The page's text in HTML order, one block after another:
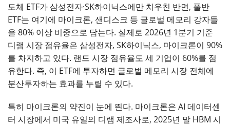
도체 ETF가 삼성전자·SK하이닉스에만 치우친 반면, 풀반
ETF는 여기에 마이크론, 샌디스크 등 글로벌 메모리 강자들
을 80% 이상 비중으로 담는다. 실제로 2026년 1분기 기준
디램 시장 점유율은 삼성전자, SK하이닉스, 마이크론이 90%
를 차지하고 있다. 랜드 시장 점유율도 세 기업이 60%를 점
유한다. 즉, 이 ETF에 투자하면 글로벌 메모리 시장 전체에
분산투자하는 효과를 누릴 수 있다.
특히 마이크론의 약진이 눈에 띈다. 마이크론은 AI 데이터센
터 시장에서 미국 유일의 디램 제조사로, 2025년 말 HBM 시